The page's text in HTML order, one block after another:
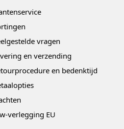
vragen
en verzending
en bedenktijd
verlegging EU